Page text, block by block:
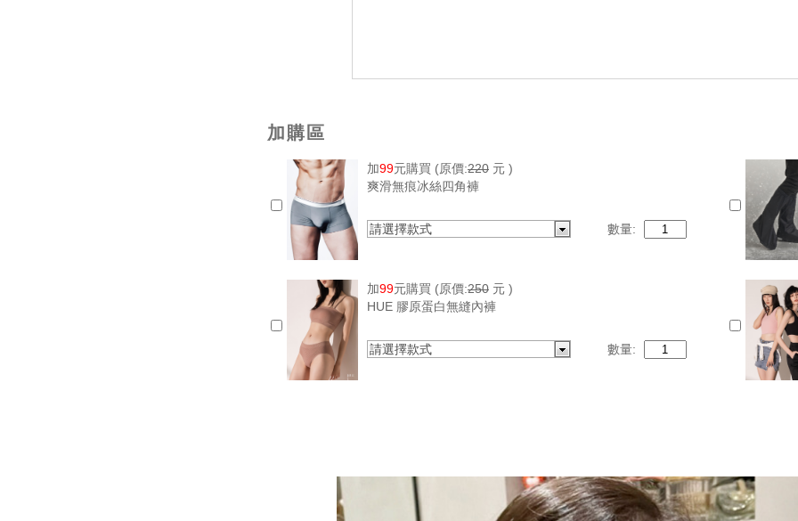
加購區
加99元購買 (原價:220 元 )
爽滑無痕冰絲四角褲
請選擇款式 數量:
加99元購買 (原價:250 元 )
HUE 膠原蛋白無縫內褲
請選擇款式 數量: